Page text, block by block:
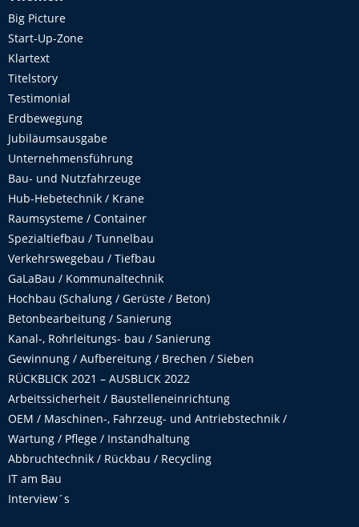
Big Picture
Start-Up-Zone
Klartext
Titelstory
Testimonial
Erdbewegung
Jubiläumsausgabe
Unternehmensführung
Bau- und Nutzfahrzeuge
Hub-Hebetechnik / Krane
Raumsysteme / Container
Spezialtiefbau / Tunnelbau
Verkehrswegebau / Tiefbau
GaLaBau / Kommunaltechnik
Hochbau (Schalung / Gerüste / Beton)
Betonbearbeitung / Sanierung
Kanal-, Rohrleitungs- bau / Sanierung
Gewinnung / Aufbereitung / Brechen / Sieben
RÜCKBLICK 2021 – AUSBLICK 2022
Arbeitssicherheit / Baustelleneinrichtung
OEM / Maschinen-, Fahrzeug- und Antriebstechnik /
Wartung / Pflege / Instandhaltung
Abbruchtechnik / Rückbau / Recycling
IT am Bau
Interview´s